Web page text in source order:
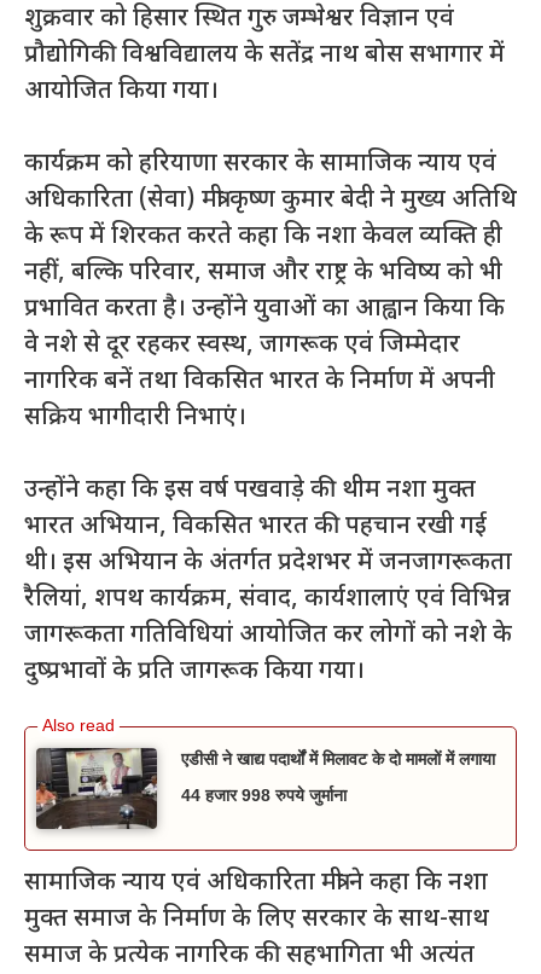
शुक्रवार को हिसार स्थित गुरु जम्भेश्वर विज्ञान एवं
प्रौद्योगिकी विश्वविद्यालय के सतेंद्र नाथ बोस सभागार में
आयोजित किया गया।
कार्यक्रम को हरियाणा सरकार के सामाजिक न्याय एवं
अधिकारिता (सेवा) मंत्री कृष्ण कुमार बेदी ने मुख्य अतिथि
के रूप में शिरकत करते कहा कि नशा केवल व्यक्ति ही
नहीं, बल्कि परिवार, समाज और राष्ट्र के भविष्य को भी
प्रभावित करता है। उन्होंने युवाओं का आह्वान किया कि
वे नशे से दूर रहकर स्वस्थ, जागरूक एवं जिम्मेदार
नागरिक बनें तथा विकसित भारत के निर्माण में अपनी
सक्रिय भागीदारी निभाएं।
उन्होंने कहा कि इस वर्ष पखवाड़े की थीम नशा मुक्त
भारत अभियान, विकसित भारत की पहचान रखी गई
थी। इस अभियान के अंतर्गत प्रदेशभर में जनजागरूकता
रैलियां, शपथ कार्यक्रम, संवाद, कार्यशालाएं एवं विभिन्न
जागरूकता गतिविधियां आयोजित कर लोगों को नशे के
दुष्प्रभावों के प्रति जागरूक किया गया।
एडीसी ने खाद्य पदार्थों में मिलावट के दो मामलों में लगाया
44 हजार 998 रुपये जुर्माना
सामाजिक न्याय एवं अधिकारिता मंत्री ने कहा कि नशा
मुक्त समाज के निर्माण के लिए सरकार के साथ-साथ
समाज के प्रत्येक नागरिक की सहभागिता भी अत्यंत